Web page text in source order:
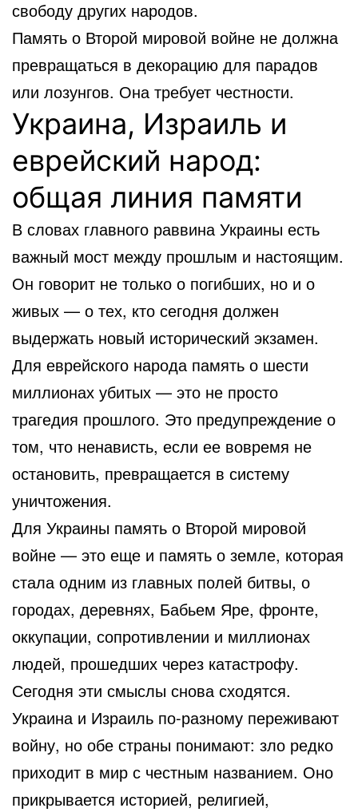
свободу других народов.
Память о Второй мировой войне не должна
превращаться в декорацию для парадов
или лозунгов. Она требует честности.
Украина, Израиль и
еврейский народ:
общая линия памяти
В словах главного раввина Украины есть
важный мост между прошлым и настоящим.
Он говорит не только о погибших, но и о
живых — о тех, кто сегодня должен
выдержать новый исторический экзамен.
Для еврейского народа память о шести
миллионах убитых — это не просто
трагедия прошлого. Это предупреждение о
том, что ненависть, если ее вовремя не
остановить, превращается в систему
уничтожения.
Для Украины память о Второй мировой
войне — это еще и память о земле, которая
стала одним из главных полей битвы, о
городах, деревнях, Бабьем Яре, фронте,
оккупации, сопротивлении и миллионах
людей, прошедших через катастрофу.
Сегодня эти смыслы снова сходятся.
Украина и Израиль по-разному переживают
войну, но обе страны понимают: зло редко
приходит в мир с честным названием. Оно
прикрывается историей, религией,